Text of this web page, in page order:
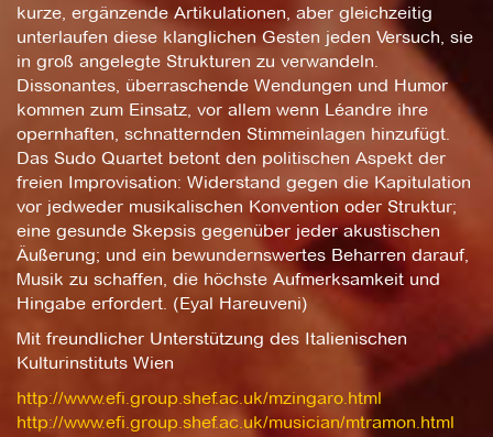
kurze, ergänzende Artikulationen, aber gleichzeitig
unterlaufen diese klanglichen Gesten jeden Versuch, sie
in groß angelegte Strukturen zu verwandeln.
Dissonantes, überraschende Wendungen und Humor
kommen zum Einsatz, vor allem wenn Léandre ihre
opernhaften, schnatternden Stimmeinlagen hinzufügt.
Das Sudo Quartet betont den politischen Aspekt der
freien Improvisation: Widerstand gegen die Kapitulation
vor jedweder musikalischen Konvention oder Struktur;
eine gesunde Skepsis gegenüber jeder akustischen
Äußerung; und ein bewundernswertes Beharren darauf,
Musik zu schaffen, die höchste Aufmerksamkeit und
Hingabe erfordert. (Eyal Hareuveni)
Mit freundlicher Unterstützung des Italienischen
Kulturinstituts Wien
http://www.efi.group.shef.ac.uk/mzingaro.html
http://www.efi.group.shef.ac.uk/musician/mtramon.html